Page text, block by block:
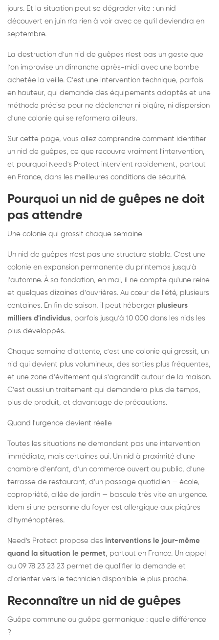
jours. Et la situation peut se dégrader vite : un nid
découvert en juin n'a rien à voir avec ce qu'il deviendra en
septembre.
La destruction d'un nid de guêpes n'est pas un geste que
l'on improvise un dimanche après-midi avec une bombe
achetée la veille. C'est une intervention technique, parfois
en hauteur, qui demande des équipements adaptés et une
méthode précise pour ne déclencher ni piqûre, ni dispersion
d'une colonie qui se reformera ailleurs.
Sur cette page, vous allez comprendre comment identifier
un nid de guêpes, ce que recouvre vraiment l'intervention,
et pourquoi Need's Protect intervient rapidement, partout
en France, dans les meilleures conditions de sécurité.
Pourquoi un nid de guêpes ne doit
pas attendre
Une colonie qui grossit chaque semaine
Un nid de guêpes n'est pas une structure stable. C'est une
colonie en expansion permanente du printemps jusqu'à
l'automne. À sa fondation, en mai, il ne compte qu'une reine
et quelques dizaines d'ouvrières. Au cœur de l'été, plusieurs
centaines. En fin de saison, il peut héberger plusieurs
milliers d'individus, parfois jusqu'à 10 000 dans les nids les
plus développés.
Chaque semaine d'attente, c'est une colonie qui grossit, un
nid qui devient plus volumineux, des sorties plus fréquentes,
et une zone d'évitement qui s'agrandit autour de la maison.
C'est aussi un traitement qui demandera plus de temps,
plus de produit, et davantage de précautions.
Quand l'urgence devient réelle
Toutes les situations ne demandent pas une intervention
immédiate, mais certaines oui. Un nid à proximité d'une
chambre d'enfant, d'un commerce ouvert au public, d'une
terrasse de restaurant, d'un passage quotidien — école,
copropriété, allée de jardin — bascule très vite en urgence.
Idem si une personne du foyer est allergique aux piqûres
d'hyménoptères.
Need's Protect propose des interventions le jour-même
quand la situation le permet, partout en France. Un appel
au 09 78 23 23 23 permet de qualifier la demande et
d'orienter vers le technicien disponible le plus proche.
Reconnaître un nid de guêpes
Guêpe commune ou guêpe germanique : quelle différence
?